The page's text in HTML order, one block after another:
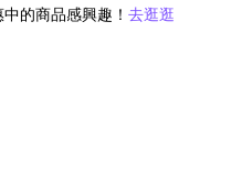
的商品感興趣！ 去逛逛